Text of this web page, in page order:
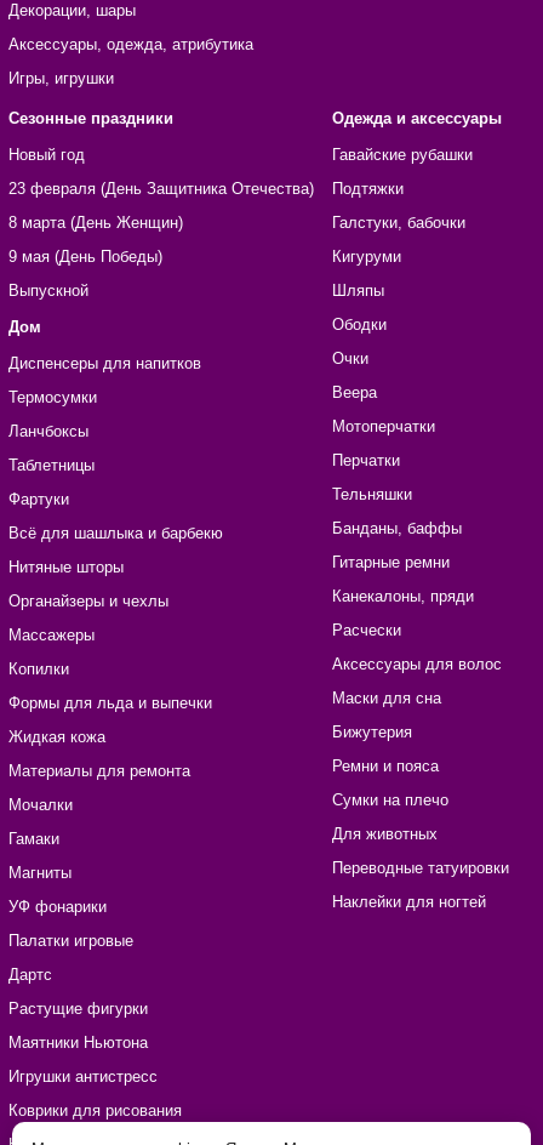
Декорации, шары
Аксессуары, одежда, атрибутика
Игры, игрушки
Сезонные праздники
Новый год
23 февраля (День Защитника Отечества)
8 марта (День Женщин)
9 мая (День Победы)
Выпускной
Дом
Диспенсеры для напитков
Термосумки
Ланчбоксы
Таблетницы
Фартуки
Всё для шашлыка и барбекю
Нитяные шторы
Органайзеры и чехлы
Массажеры
Копилки
Формы для льда и выпечки
Жидкая кожа
Материалы для ремонта
Мочалки
Гамаки
Магниты
УФ фонарики
Палатки игровые
Дартс
Растущие фигурки
Маятники Ньютона
Игрушки антистресс
Коврики для рисования
Одежда и аксессуары
Гавайские рубашки
Подтяжки
Галстуки, бабочки
Кигуруми
Шляпы
Ободки
Очки
Веера
Мотоперчатки
Перчатки
Тельняшки
Банданы, баффы
Гитарные ремни
Канекалоны, пряди
Расчески
Аксессуары для волос
Маски для сна
Бижутерия
Ремни и пояса
Сумки на плечо
Для животных
Переводные татуировки
Наклейки для ногтей